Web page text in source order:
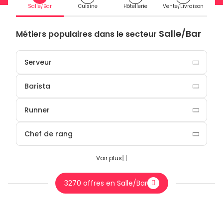
Salle/Bar Cuisine Hôtellerie Vente/Livraison
Métiers populaires dans le secteur Salle/Bar
Serveur
Barista
Runner
Chef de rang
Voir plus
3270 offres en Salle/Bar